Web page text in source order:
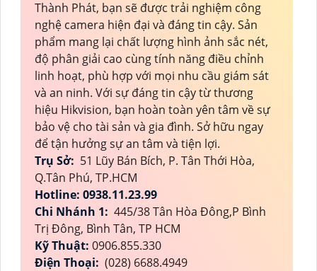
Thành Phát, bạn sẽ được trải nghiệm công
nghệ camera hiện đại và đáng tin cậy. Sản
phẩm mang lại chất lượng hình ảnh sắc nét,
độ phân giải cao cùng tính năng điều chỉnh
linh hoạt, phù hợp với mọi nhu cầu giám sát
và an ninh. Với sự đáng tin cậy từ thương
hiệu Hikvision, bạn hoàn toàn yên tâm về sự
bảo vệ cho tài sản và gia đình. Sở hữu ngay
để tận hưởng sự an tâm và tiện lợi.
Trụ Sở: 51 Lũy Bán Bích, P. Tân Thới Hòa,
Q.Tân Phú, TP.HCM
Hotline: 0938.11.23.99
Chi Nhánh 1: 445/38 Tân Hòa Đông,P Bình
Trị Đông, Bình Tân, TP HCM
Kỹ Thuật: 0906.855.330
Điện Thoại: (028) 6688.4949